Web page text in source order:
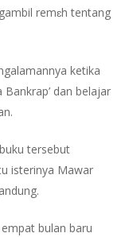
remɛh tentang
ketika
dan belajar
tersebut
isterinya Mawar
bulan baru